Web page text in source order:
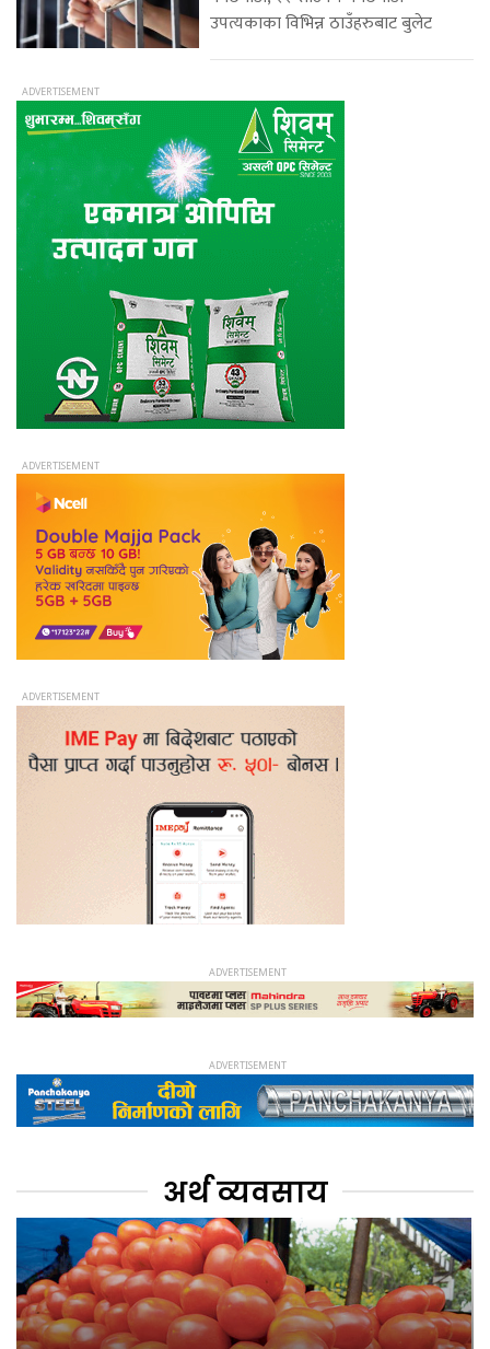
उपत्यकाका विभिन्न ठाउँहरुबाट बुलेट
अर्थ व्यवसाय